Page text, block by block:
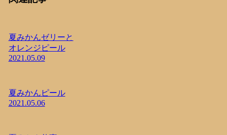
夏みかんゼリーと
オレンジピール
2021.05.09
夏みかんピール
2021.05.06